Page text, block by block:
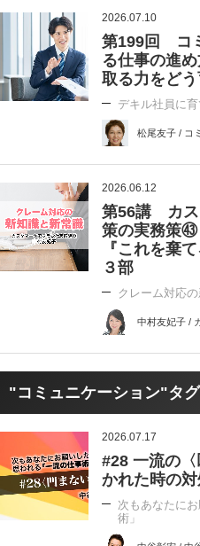
2026.07.10
第199回 コ
る仕事の進
取る力をどう
デキル社員に
松尾友子 / コ
2026.06.12
第56講 カス
策の実務策㊸
『これを棄
３部
クレーム対応
中村友妃子 /
"コミュニケーション"タ
2026.07.17
#28 一流の
かれた時の対
次もあなたに
術」